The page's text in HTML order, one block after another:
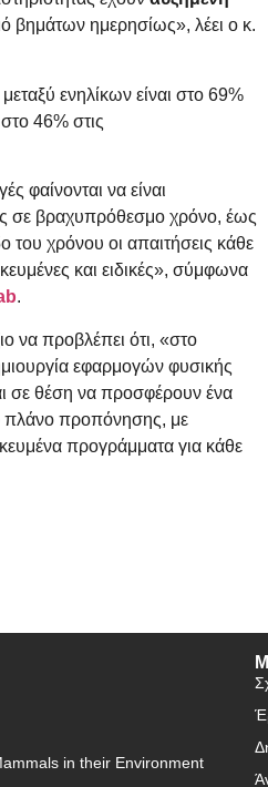
βημάτων ημερησίως», λέει ο κ.
ενηλίκων είναι στο 69%
46% στις
φαίνονται να είναι
σε βραχυπρόθεσμο χρόνο, έως
χρόνου οι απαιτήσεις κάθε
και ειδικές», σύμφωνα
.
να προβλέπει ότι, «στο
εφαρμογών φυσικής
σε θέση να προσφέρουν ένα
πλάνο προπόνησης, με
προγράμματα για κάθε
in their Environment